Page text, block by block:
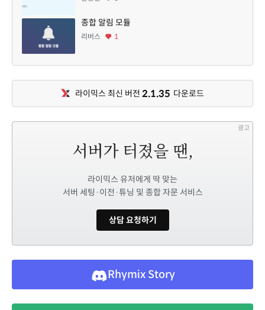
종합 알림 모듈
리버스 1
라이믹스 최신 버전 2.1.35 다운로드
광고
라이믹스 유저에게 딱 맞는
서버 세팅·이전·튜닝 및 종합 자문 서비스
상담 요청하기
Rhymix Story